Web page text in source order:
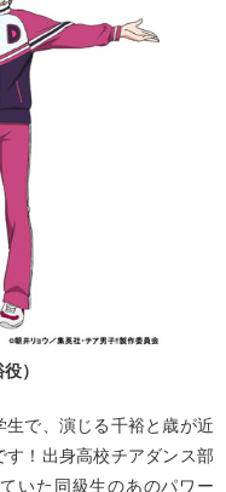
）
で、演じる千裕と歳が近
！出身高校チアダンス部
いた同級生のあのパワー